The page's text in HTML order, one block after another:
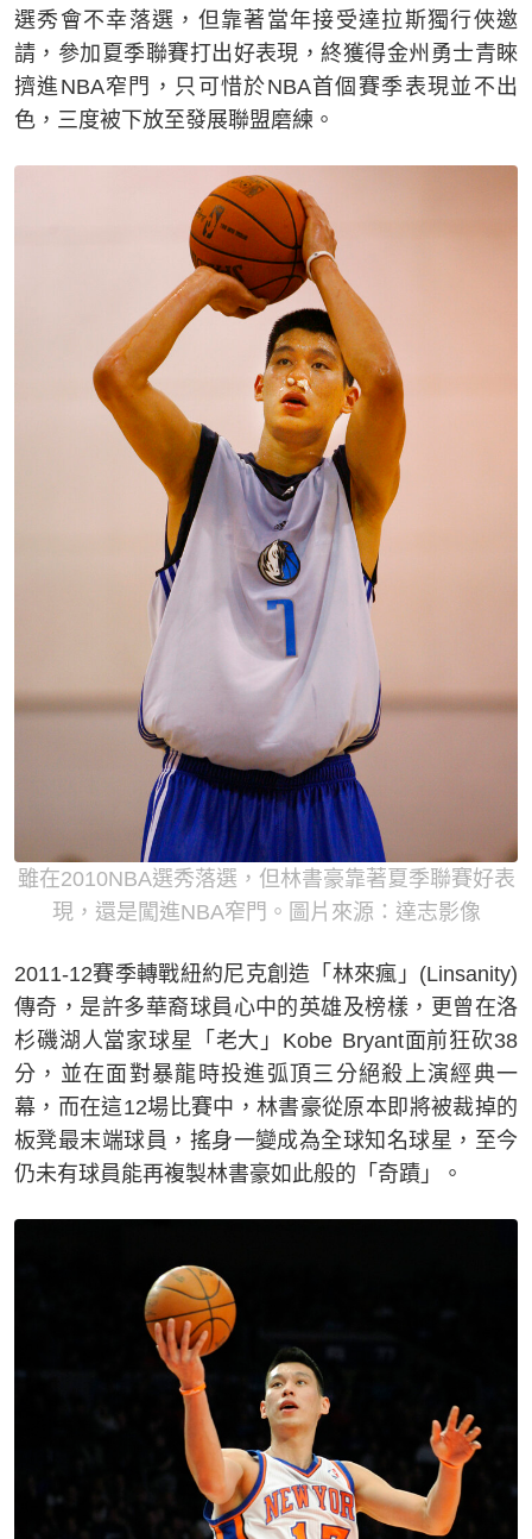
選秀會不幸落選，但靠著當年接受達拉斯獨行俠邀
請，參加夏季聯賽打出好表現，終獲得金州勇士青睞
擠進NBA窄門，只可惜於NBA首個賽季表現並不出
色，三度被下放至發展聯盟磨練。
雖在2010NBA選秀落選，但林書豪靠著夏季聯賽好表
現，還是闖進NBA窄門。圖片來源：達志影像
2011-12賽季轉戰紐約尼克創造「林來瘋」(Linsanity)
傳奇，是許多華裔球員心中的英雄及榜樣，更曾在洛
杉磯湖人當家球星「老大」Kobe Bryant面前狂砍38
分，並在面對暴龍時投進弧頂三分絕殺上演經典一
幕，而在這12場比賽中，林書豪從原本即將被裁掉的
板凳最末端球員，搖身一變成為全球知名球星，至今
仍未有球員能再複製林書豪如此般的「奇蹟」。